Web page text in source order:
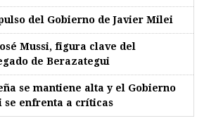
del Gobierno de Javier Milei
Mussi, figura clave del
de Berazategui
se mantiene alta y el Gobierno
se enfrenta a críticas